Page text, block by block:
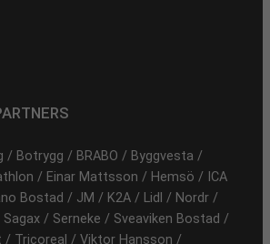
/ Botrygg / BRABO / Byggvesta /
/ Einar Mattsson / Hemsö / ICA
Bostad / JM / K2A / Lidl / Nordr /
/ Serneke / Sveaviken Bostad /
/ Tricoreal / Viktor Hansson /